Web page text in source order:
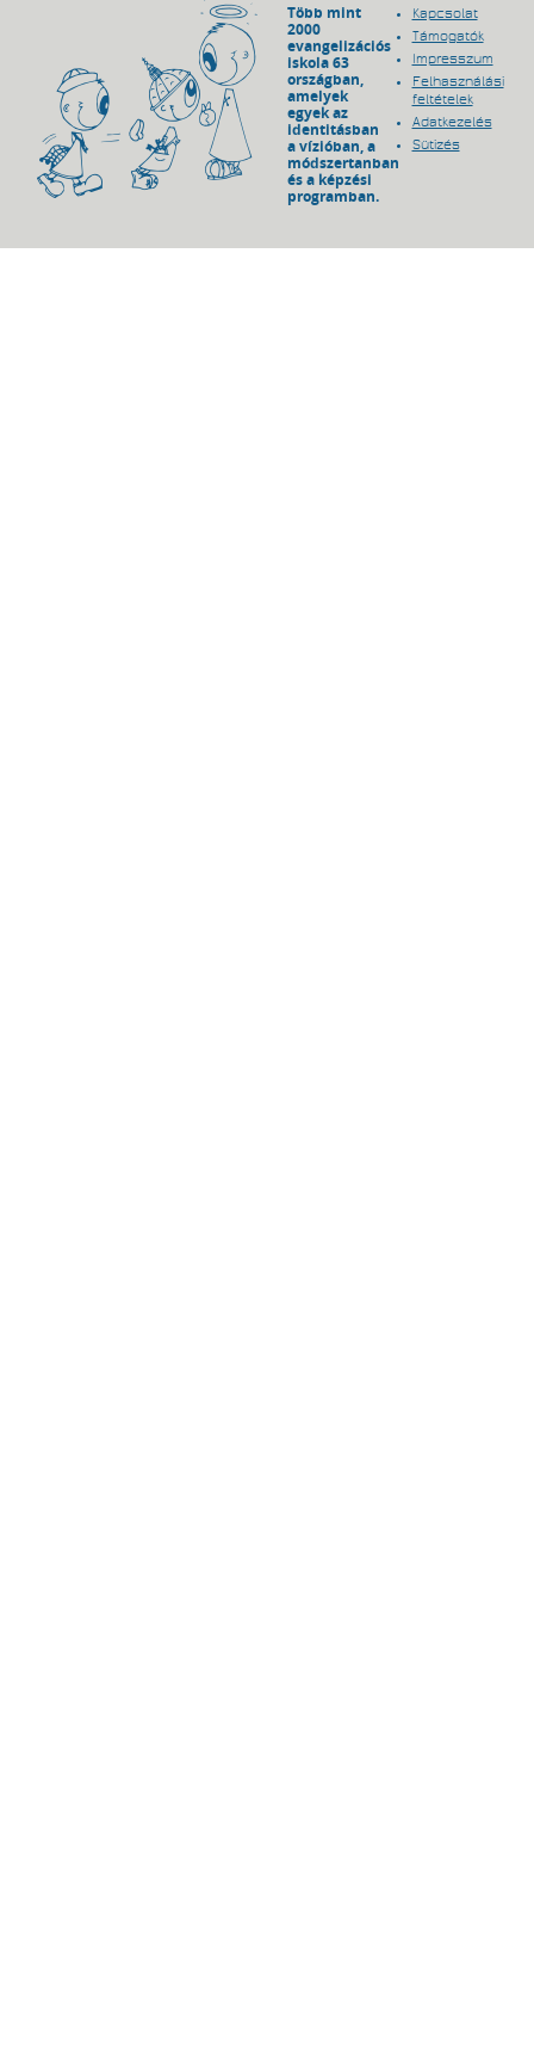
Több mint
2000
evangelizációs
iskola 63
országban,
amelyek
egyek az
identitásban
a vízióban, a
módszertanban
és a képzési
programban.
Kapcsolat
Támogatók
Impresszum
Felhasználási
feltételek
Adatkezelés
Sütizés